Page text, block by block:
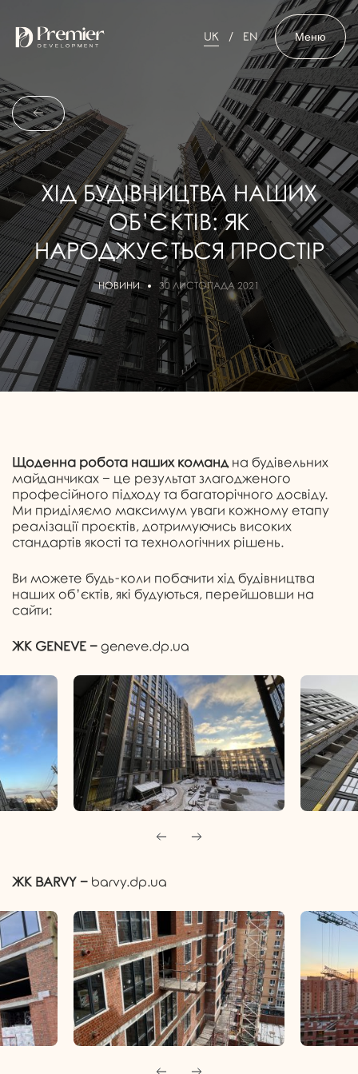
UK EN Меню
ХІД БУДІВНИЦТВА НАШИХ
ОБ’ЄКТІВ: ЯК
НАРОДЖУЄТЬСЯ ПРОСТІР
НОВИНИ 30 ЛИСТОПАДА 2021
Щоденна робота наших командна будівельних
майданчиках − це результат злагодженого
професійного підходу та багаторічного досвіду.
Ми приділяємо максимум уваги кожному етапу
реалізації проєктів, дотримуючись високих
стандартів якості та технологічних рішень.
Ви можете будь-коли побачити хід будівництва
наших об’єктів, які будуються, перейшовши на
сайти:
ЖК GENEVE − geneve.dp.ua
ЖК BARVY − barvy.dp.ua